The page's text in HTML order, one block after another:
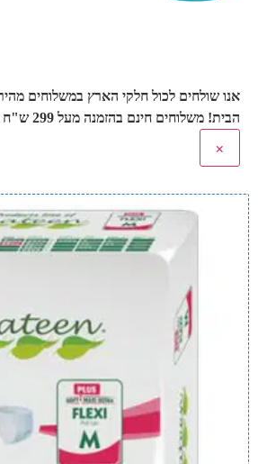
אנו שולחים לכול חלקי הארץ במשלוחים
הבית! משלוחים חינם בהזמנה מעל 299 ש"ח ממגוון מוצרי החנות.
×